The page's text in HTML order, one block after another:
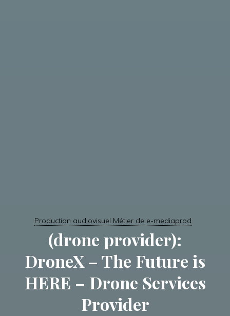
Production audiovisuel Métier de e-mediaprod
(drone provider):
DroneX – The Future is
HERE – Drone Services
Provider